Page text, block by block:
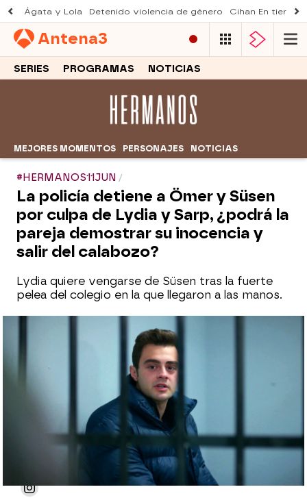
Ágata y Lola Detenido violencia de género Cihan En tierra
Antena3
SERIES PROGRAMAS NOTICIAS
MEJORES MOMENTOS PERSONAJES NOTICIAS
#HERMANOS11JUN
La policía detiene a Ömer y Süsen
por culpa de Lydia y Sarp, ¿podrá la
pareja demostrar su inocencia y
salir del calabozo?
Lydia quiere vengarse de Süsen tras la fuerte
pelea del colegio en la que llegaron a las manos.
"¡Estamos prometidos!": Süsen y Lydia, de
nuevo, en pie de guerra tras descubrir que
sus padres van a casars
Julia Zapata López